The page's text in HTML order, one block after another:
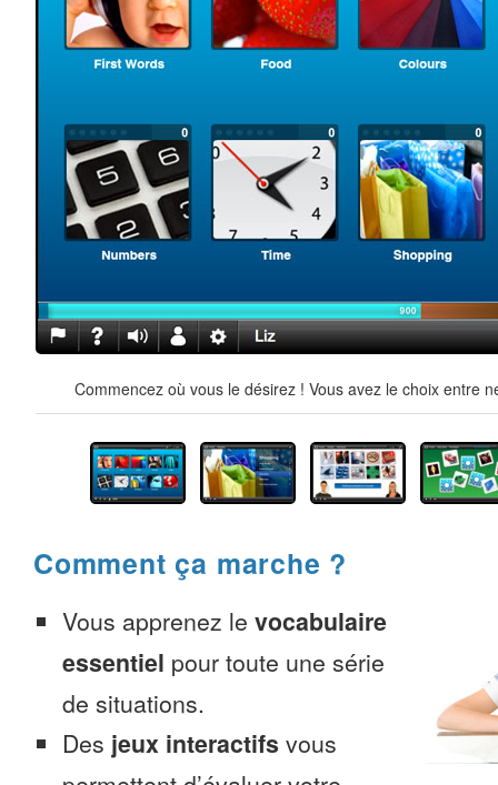
Commencez où vous le désirez ! Vous avez le choix entre
Comment ça marche ?
Vous apprenez le vocabulaire
essentiel pour toute une série
de situations.
Des jeux interactifs vous